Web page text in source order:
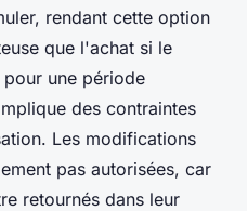
rendant cette option
que l'achat si le
une période
des contraintes
Les modifications
pas autorisées, car
retournés dans leur